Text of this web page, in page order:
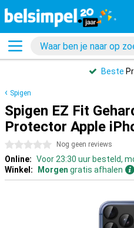
Beste
Spigen
Spigen EZ Fit
Protector Apple
0 sterren Nog geen reviews
Online: Voor 23:30 uur besteld,
Winkel:
Morgen gratis afhalen